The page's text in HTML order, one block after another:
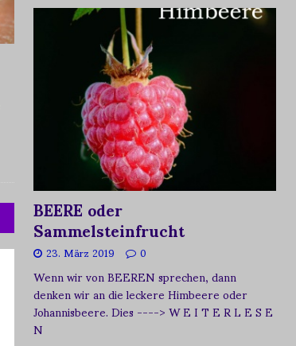
BEERE oder
Sammelsteinfrucht
23. März 2019 0
Wenn wir von BEEREN sprechen, dann
denken wir an die leckere Himbeere oder
Johannisbeere. Dies----> W E I T E R L E S E
N